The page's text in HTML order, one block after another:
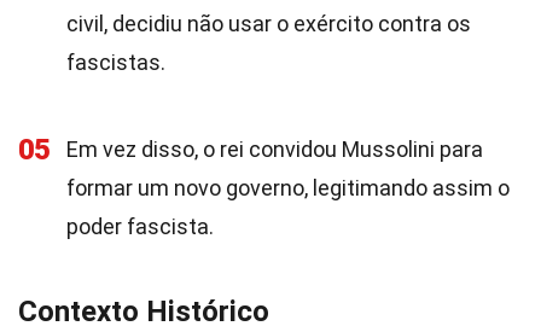
civil, decidiu não usar o exército contra os
fascistas.
05
Em vez disso, o rei convidou Mussolini para
formar um novo governo, legitimando assim o
poder fascista.
Contexto Histórico